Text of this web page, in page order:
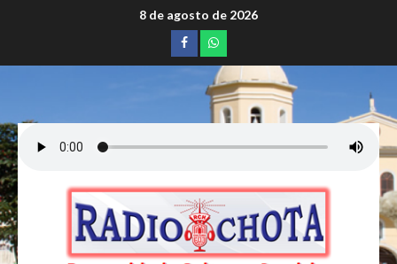
8 de agosto de 2026
Facebookwhatsapp